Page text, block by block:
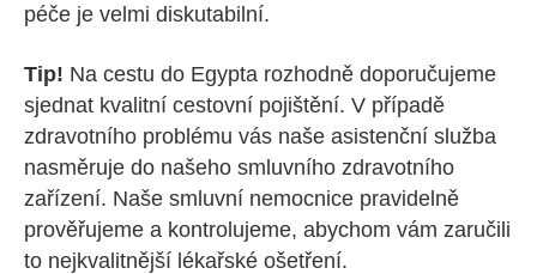
péče je velmi diskutabilní.
Tip! Na cestu do Egypta rozhodně doporučujeme
sjednat kvalitní cestovní pojištění. V případě
zdravotního problému vás naše asistenční služba
nasměruje do našeho smluvního zdravotního
zařízení. Naše smluvní nemocnice pravidelně
prověřujeme a kontrolujeme, abychom vám zaručili
to nejkvalitnější lékařské ošetření.